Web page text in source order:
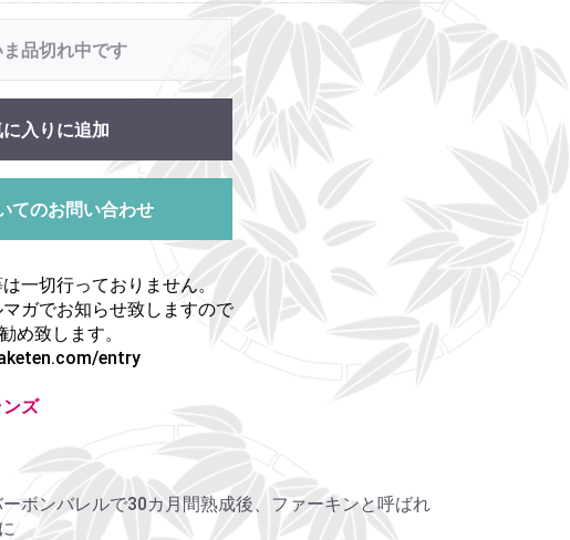
品切れ中です
入りに追加
てのお問い合わせ
一切行っておりません。
ガでお知らせ致しますので
め致します。
entry
ズ
ボンバレルで30カ月間熟成後、ファーキンと呼ばれ